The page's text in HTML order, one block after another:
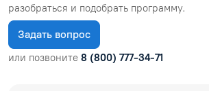
разобраться и подобрать программу.
Задать вопрос
или позвоните 8 (800) 777-34-71